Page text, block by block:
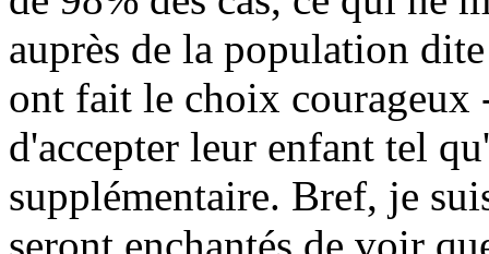
auprès de la population
ont fait le choix courageux
d'accepter leur enfant tel
supplémentaire. Bref, je
seront enchantés de voir